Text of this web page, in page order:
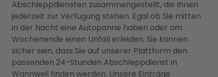
Abschleppdiensten zusammengestellt, die Ihnen
jederzeit zur Verfügung stehen. Egal ob Sie mitten
in der Nacht eine Autopanne haben oder am
Wochenende einen Unfall erleiden, Sie können
sicher sein, dass Sie auf unserer Plattform den
passenden 24-Stunden Abschleppdienst in
Wannweil finden werden. Unsere Einträge